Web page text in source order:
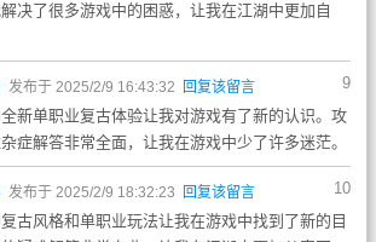
决了很多游戏中的困惑，让我在江湖中更加自
9
发布于 2025/2/9 16:43:32 回复该留言
新单职业复古体验让我对游戏有了新的认识。攻
症解答非常全面，让我在游戏中少了许多迷茫。
10
发布于 2025/2/9 18:32:23 回复该留言
古风格和单职业玩法让我在游戏中找到了新的目